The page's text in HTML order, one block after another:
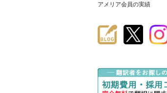
アメリア会員の実績